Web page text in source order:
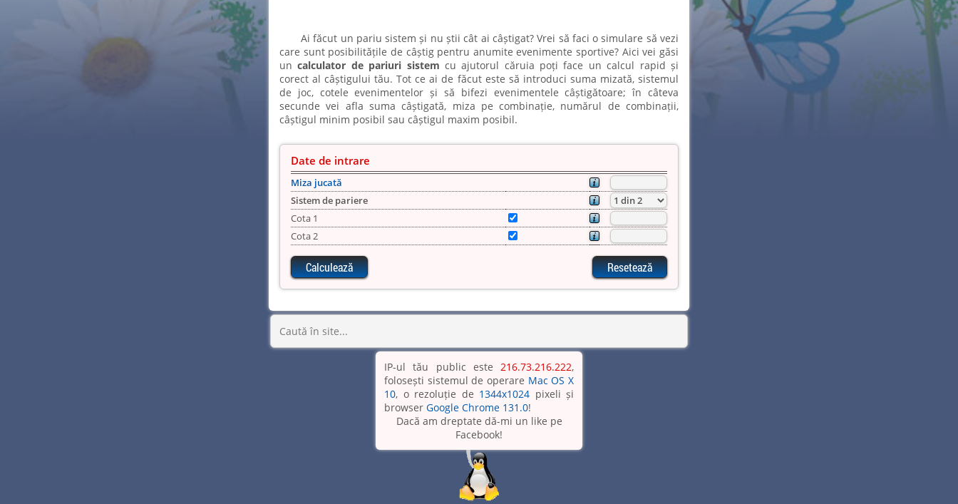
Ai făcut un pariu sistem și nu știi cât ai câștigat? Vrei să faci o simulare să vezi
care sunt posibilitățile de câștig pentru anumite evenimente sportive? Aici vei găsi
uncalculator de pariuri sistem cu ajutorul căruia poți face un calcul rapid și
corect al câștigului tău. Tot ce ai de făcut este să introduci suma mizată, sistemul
de joc, cotele evenimentelor și să bifezi evenimentele câștigătoare; în câteva
secunde vei afla suma câștigată, miza pe combinație, numărul de combinații,
câștigul minim posibil sau câștigul maxim posibil.
Date de intrare
Miza jucată
Sistem de pariere
Cota 1
Cota 2
IP-ul tău public este 216.73.216.222,
folosești sistemul de operare Mac OS X
10, o rezoluție de 1344x1024 pixeli și
browser Google Chrome 131.0!
Dacă am dreptate dă-mi un like pe
Facebook!